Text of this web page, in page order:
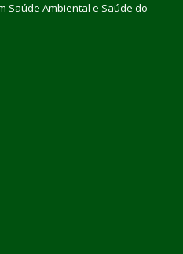
Saúde Ambiental e Saúde do